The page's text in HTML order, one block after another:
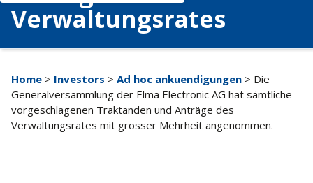
Verwaltungsrates
Home > Investors > Ad hoc ankuendigungen > Die
Generalversammlung der Elma Electronic AG hat sämtliche
vorgeschlagenen Traktanden und Anträge des
Verwaltungsrates mit grosser Mehrheit angenommen.